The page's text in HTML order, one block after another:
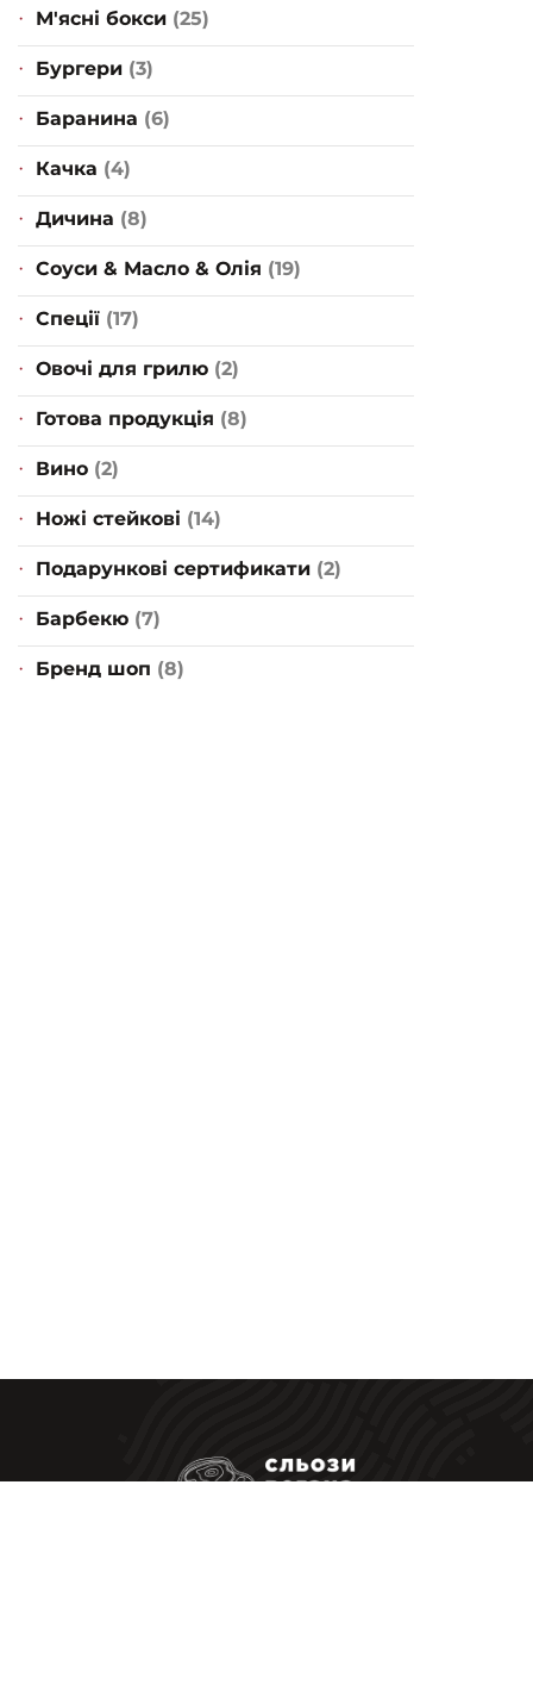
М'ясні бокси (25)
Бургери (3)
Баранина (6)
Качка (4)
Дичина (8)
Соуси & Масло & Олія (19)
Спеції (17)
Овочі для грилю (2)
Готова продукція (8)
Вино (2)
Ножі стейкові (14)
Подарункові сертификати (2)
Барбекю (7)
Бренд шоп (8)